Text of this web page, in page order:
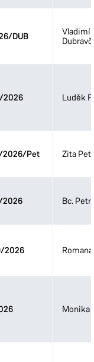
DUB
2026 Luděk
2026/Pet Zita
2026 Bc.
2026
Monika